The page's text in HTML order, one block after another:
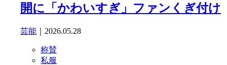
開に「かわいすぎ」ファンくぎ付け
芸能 ｜2026.05.28
称賛
私服